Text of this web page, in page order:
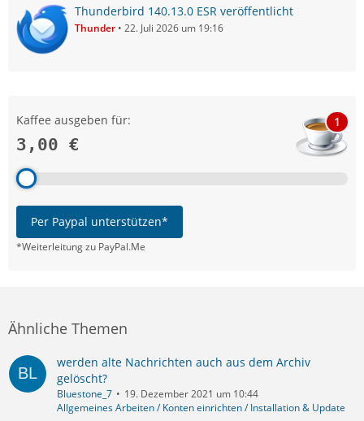
Thunderbird 140.13.0 ESR veröffentlicht
Thunder 22. Juli 2026 um 19:16
Kaffee ausgeben für:
3,00 €
1
Per Paypal unterstützen*
*Weiterleitung zu PayPal.Me
Ähnliche Themen
werden alte Nachrichten auch aus dem Archiv
gelöscht?
Bluestone_7
19. Dezember 2021 um 10:44
Allgemeines Arbeiten / Konten einrichten / Installation & Update